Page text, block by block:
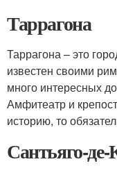
Таррагона
Таррагона – это
известен своими
много интересных
Амфитеатр и
историю, то
Сантьяго-